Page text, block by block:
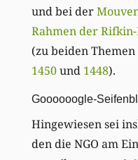
und bei der
Rahmen der
(zu beiden
1450und 1448).
Goooooogle-
Hingewiesen sei
den die NGO am